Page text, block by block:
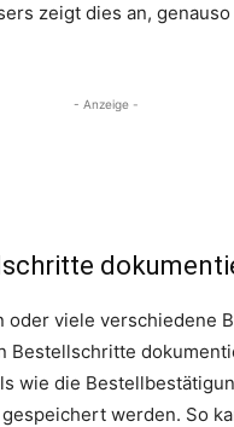
zeigt dies an, genauso
- Anzeige -
oder viele verschiedene
Bestellschritte
wie die
werden. So